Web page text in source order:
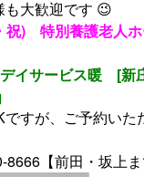
大歓迎です 😉
祝) 特別養護老人
デイサービス暖 [新
すが、ご予約いた
【前田・坂上ま